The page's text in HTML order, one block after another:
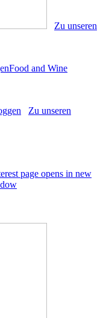
Zu unseren
Food and Wine
Zu unseren
page opens in new